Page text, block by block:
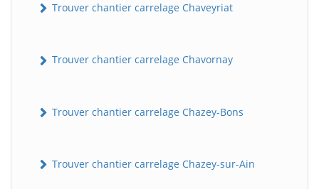
Trouver chantier carrelage Chaveyriat
Trouver chantier carrelage Chavornay
Trouver chantier carrelage Chazey-Bons
Trouver chantier carrelage Chazey-sur-Ain